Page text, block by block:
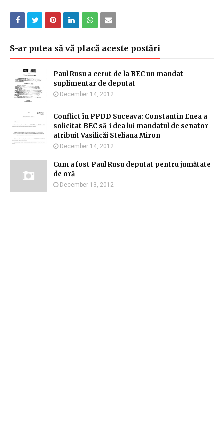
S-ar putea să vă placă aceste postări
Paul Rusu a cerut de la BEC un mandat
suplimentar de deputat
December 14, 2012
Conflict în PPDD Suceava: Constantin Enea a
solicitat BEC să-i dea lui mandatul de senator
atribuit Vasilicăi Steliana Miron
December 14, 2012
Cum a fost Paul Rusu deputat pentru jumătate
de oră
December 13, 2012